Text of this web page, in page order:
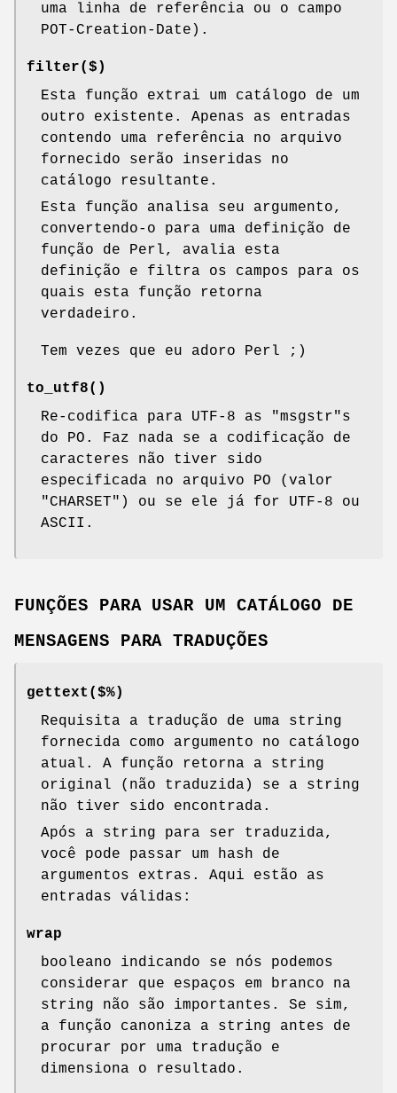
uma linha de referência ou o campo
POT-Creation-Date).
filter($)
Esta função extrai um catálogo de um
outro existente. Apenas as entradas
contendo uma referência no arquivo
fornecido serão inseridas no
catálogo resultante.
Esta função analisa seu argumento,
convertendo-o para uma definição de
função de Perl, avalia esta
definição e filtra os campos para os
quais esta função retorna
verdadeiro.
Tem vezes que eu adoro Perl ;)
to_utf8()
Re-codifica para UTF-8 as "msgstr"s
do PO. Faz nada se a codificação de
caracteres não tiver sido
especificada no arquivo PO (valor
"CHARSET") ou se ele já for UTF-8 ou
ASCII.
FUNÇÕES PARA USAR UM CATÁLOGO DE
MENSAGENS PARA TRADUÇÕES
gettext($%)
Requisita a tradução de uma string
fornecida como argumento no catálogo
atual. A função retorna a string
original (não traduzida) se a string
não tiver sido encontrada.
Após a string para ser traduzida,
você pode passar um hash de
argumentos extras. Aqui estão as
entradas válidas:
wrap
booleano indicando se nós podemos
considerar que espaços em branco na
string não são importantes. Se sim,
a função canoniza a string antes de
procurar por uma tradução e
dimensiona o resultado.